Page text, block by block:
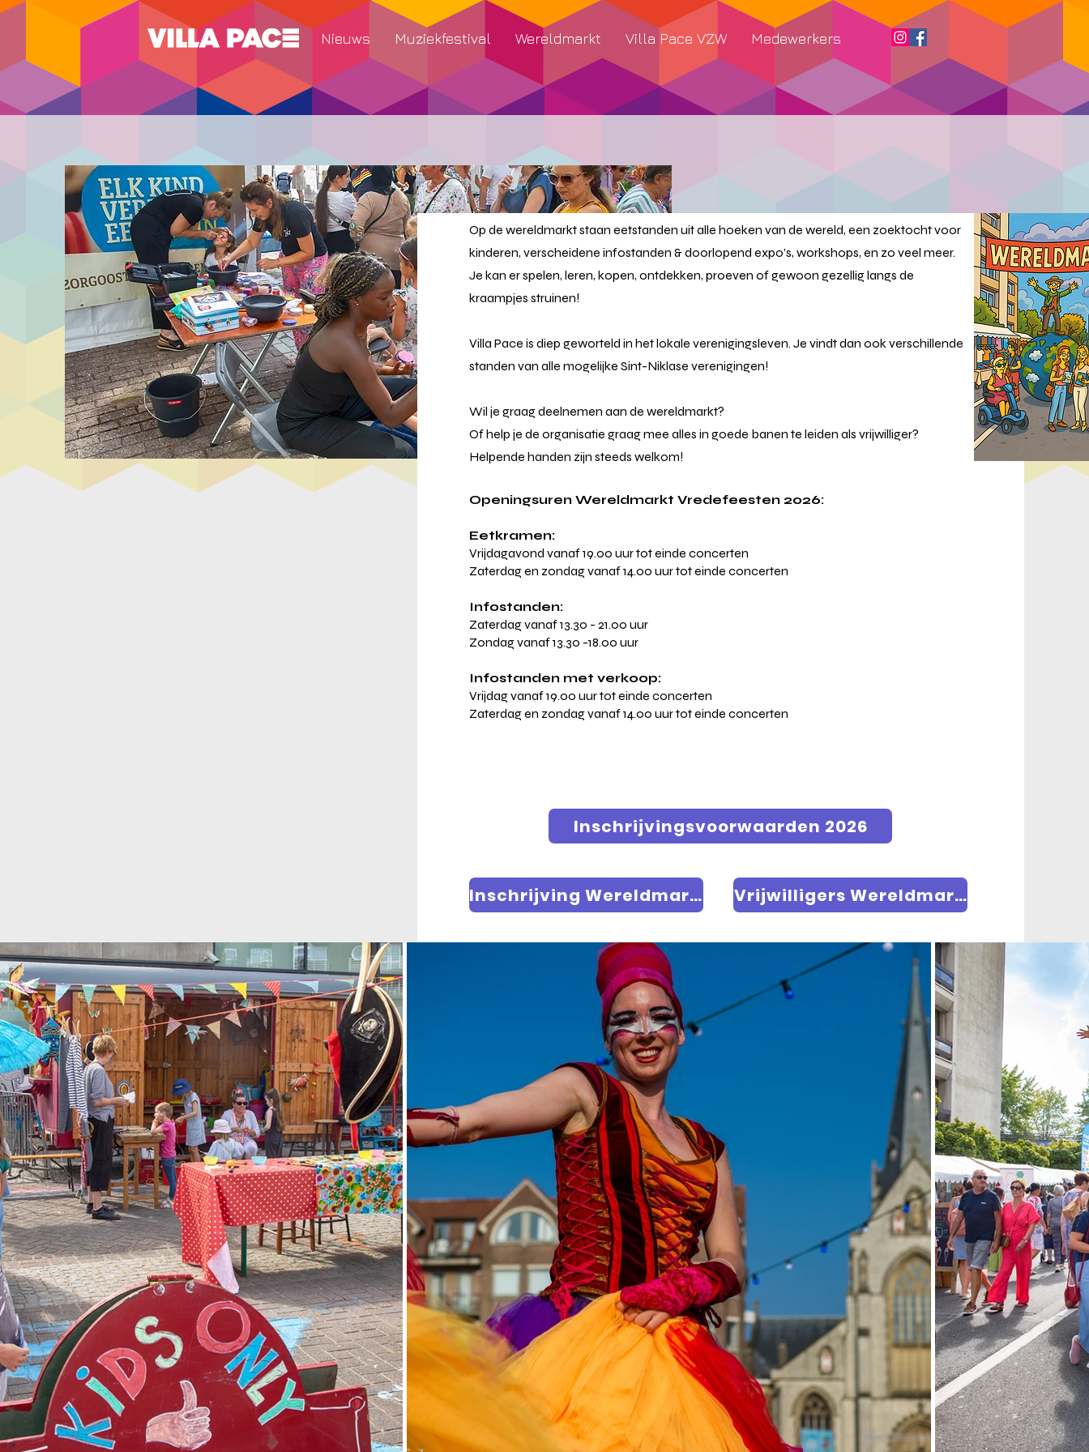
Nieuws Muziekfestival Wereldmarkt Villa Pace VZW Medewerkers
Op de wereldmarkt staan eetstanden uit alle hoeken van de wereld, een zoektocht voor
kinderen, verscheidene infostanden & doorlopend expo’s, workshops, en zo veel meer.
Je kan er spelen, leren, kopen, ontdekken, proeven of gewoon gezellig langs de
kraampjes struinen!
Villa Pace is diep geworteld in het lokale verenigingsleven. Je vindt dan ook verschillende
standen van alle mogelijke Sint-Niklase verenigingen!
Wil je graag deelnemen aan de wereldmarkt?
Of help je de organisatie graag mee alles in goede banen te leiden als vrijwilliger?
Helpende handen zijn steeds welkom!
Openingsuren Wereldmarkt Vredefeesten 2026:
Eetkramen:
Vrijdagavond vanaf 19.00 uur tot einde concerten
Zaterdag en zondag vanaf 14.00 uur tot einde concerten
Infostanden:
Zaterdag vanaf 13.30 - 21.00 uur
Zondag vanaf 13.30 -18.00 uur
Infostanden met verkoop:
Vrijdag vanaf 19.00 uur tot einde concerten
Zaterdag en zondag vanaf 14.00 uur tot einde concerten
Inschrijvingsvoorwaarden 2026
Inschrijving Wereldmarkt Vrijwilligers Wereldmarkt